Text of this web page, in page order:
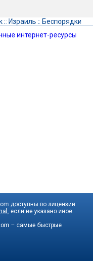
:: Израиль :: Беспорядки
интернет-ресурсы
доступны по лицензии:
, если не указано иное.
– самые быстрые